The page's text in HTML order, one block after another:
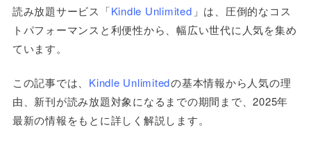
読み放題サービス「Kindle Unlimited 」 は、圧倒的なコス
トパフォーマンスと利便性から、幅広い世代に人気を集め
ています。
この記事では、 Kindle Unlimitedの基本情報から人気の理
由、新刊が読み放題対象になるまでの期間まで、2025年
最新の情報をもとに詳しく解説します。